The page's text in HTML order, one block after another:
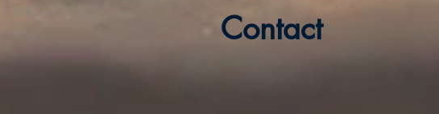
διάφορους Τύπους Ακασικών
Πραγματικότητας
Αναγνωρίσεις και να
Αντιμετωπίσεις τη
Contact